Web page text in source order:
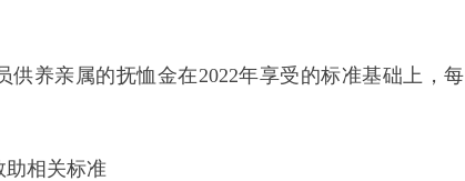
供养亲属的抚恤金在2022年享受的标准基础上，每
助相关标准